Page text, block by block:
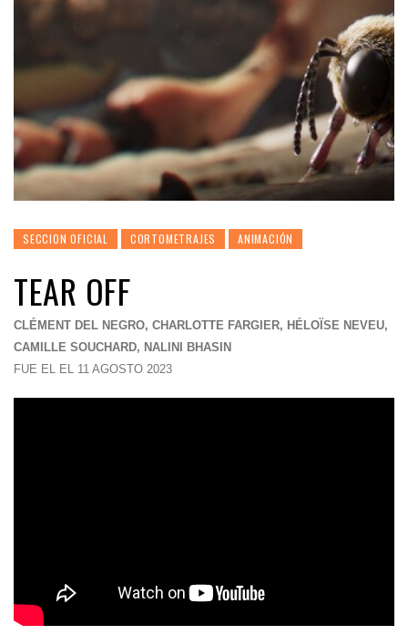
SECCION OFICIAL CORTOMETRAJES ANIMACIÓN
TEAR OFF
CLÉMENT DEL NEGRO, CHARLOTTE FARGIER, HÉLOÏSE NEVEU,
CAMILLE SOUCHARD, NALINI BHASIN
FUE EL EL 11 AGOSTO 2023